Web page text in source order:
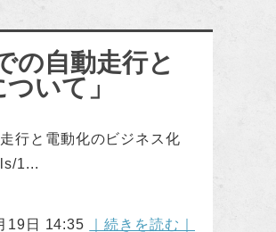
自動走行と
いて」
行と電動化のビジネス化
1...
19日 14:35 ｜続きを読む｜